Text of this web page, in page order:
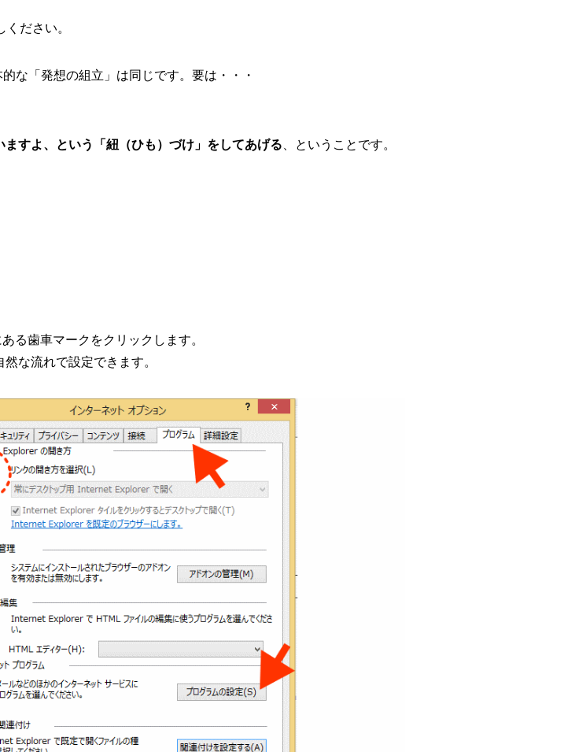
ださい。
な「発想の組立」は同じです。要は・・・
すよ、という「紐（ひも）づけ」をしてあげる 、ということです。
る歯車マークをクリックします。
な流れで設定できます。